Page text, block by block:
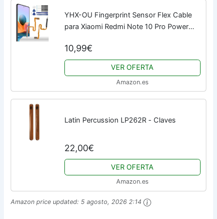
YHX-OU Fingerprint Sensor Flex Cable
para Xiaomi Redmi Note 10 Pro Power
de Huellas Dactilares Reemplazo Kit de...
10,99€
VER OFERTA
Amazon.es
Latin Percussion LP262R - Claves
22,00€
VER OFERTA
Amazon.es
Amazon price updated: 5 agosto, 2026 2:14